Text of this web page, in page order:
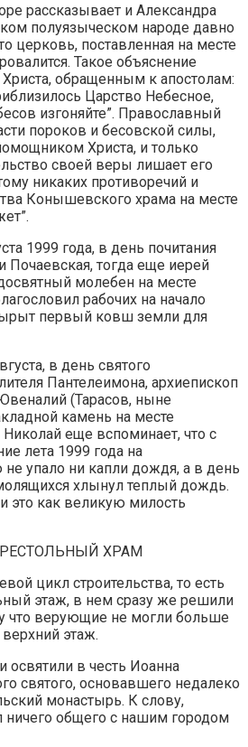
рассказывает и Александра
полуязыческом народе давно
церковь, поставленная на месте
Такое объяснение
обращенным к апостолам:
Царство Небесное,
изгоняйте”. Православный
пороков и бесовской силы,
Христа, и только
своей веры лишает его
никаких противоречий и
Конышевского храма на месте
1999 года, в день почитания
тогда еще иерей
молебен на месте
рабочих на начало
первый ковш земли для
в день святого
Пантелеимона, архиепископ
(Тарасов, ныне
камень на месте
еще вспоминает, что с
лета 1999 года на
упало ни капли дождя, а в день
хлынул теплый дождь.
это как великую милость
ХРАМ
цикл строительства, то есть
этаж, в нем сразу же решили
что верующие не могли больше
этаж.
освятили в честь Иоанна
святого, основавшего недалеко
монастырь. К слову,
общего с нашим городом